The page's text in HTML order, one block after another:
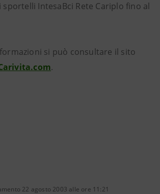
IntesaBci Rete Cariplo fino al
si può consultare il sito
.
22 agosto 2003 alle ore 11:21